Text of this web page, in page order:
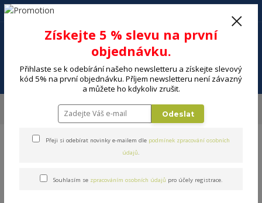
Menu
+420 602 494 600
Páska do popisovače CASIO
XR 12 YW1
Získejte 5 % slevu na první
objednávku.
Přihlaste se k odebírání našeho newsletteru a získejte slevový
kód 5% na první objednávku. Příjem newsletteru není závazný
a můžete ho kdykoliv zrušit.
Odeslat
Přeji si odebírat novinky e-mailem dle podmínek zpracování osobních
údajů.
Souhlasím se zpracováním osobních údajů pro účely registrace.